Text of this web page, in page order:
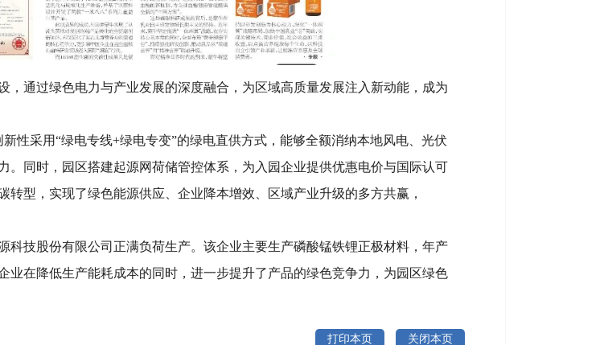
通过绿色电力与产业发展的深度融合，为区域高质量发展注入新动能，成为
性采用“绿电专线+绿电专变”的绿电直供方式，能够全额消纳本地风电、光伏
同时，园区搭建起源网荷储管控体系，为入园企业提供优惠电价与国际认可
型，实现了绿色能源供应、企业降本增效、区域产业升级的多方共赢，
科技股份有限公司正满负荷生产。该企业主要生产磷酸锰铁锂正极材料，年产
业在降低生产能耗成本的同时，进一步提升了产品的绿色竞争力，为园区绿色
打印本页 关闭本页